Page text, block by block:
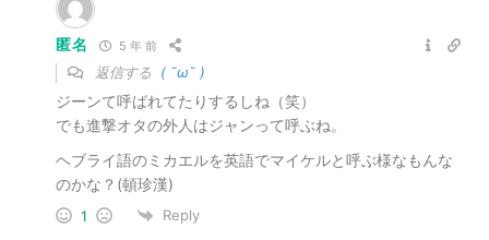
匿名 5 年 前
返信する ( ˘ω˘ )
ジーンて呼ばれてたりするしね（笑）
でも進撃オタの外人はジャンって呼ぶね。
ヘブライ語のミカエルを英語でマイケルと呼ぶ様なもんな
のかな？(頓珍漢)
1 Reply